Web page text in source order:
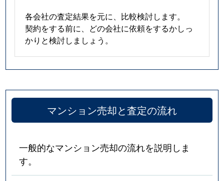
各会社の査定結果を元に、比較検討します。
契約をする前に、どの会社に依頼をするかしっ
かりと検討しましょう。
マンション売却と査定の流れ
一般的なマンション売却の流れを説明しま
す。